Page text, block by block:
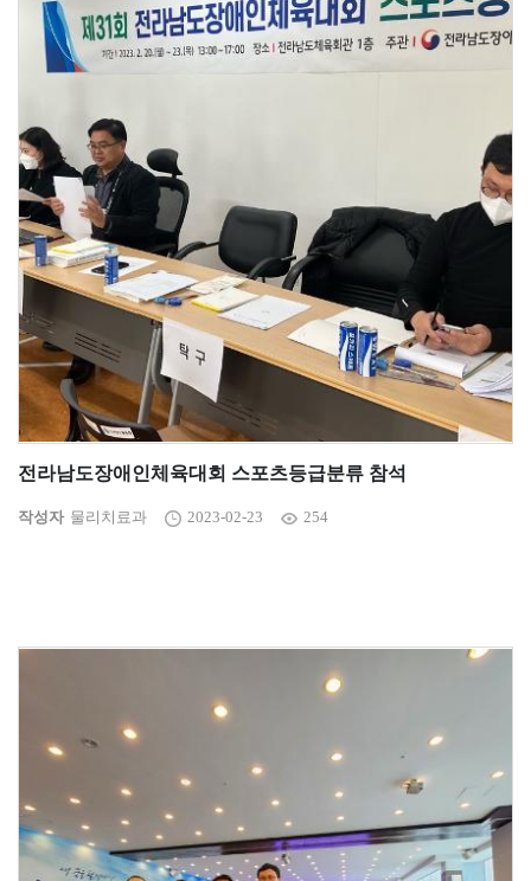
전라남도장애인체육대회 스포츠등급분류 참석
작성자 물리치료과 2023-02-23 254